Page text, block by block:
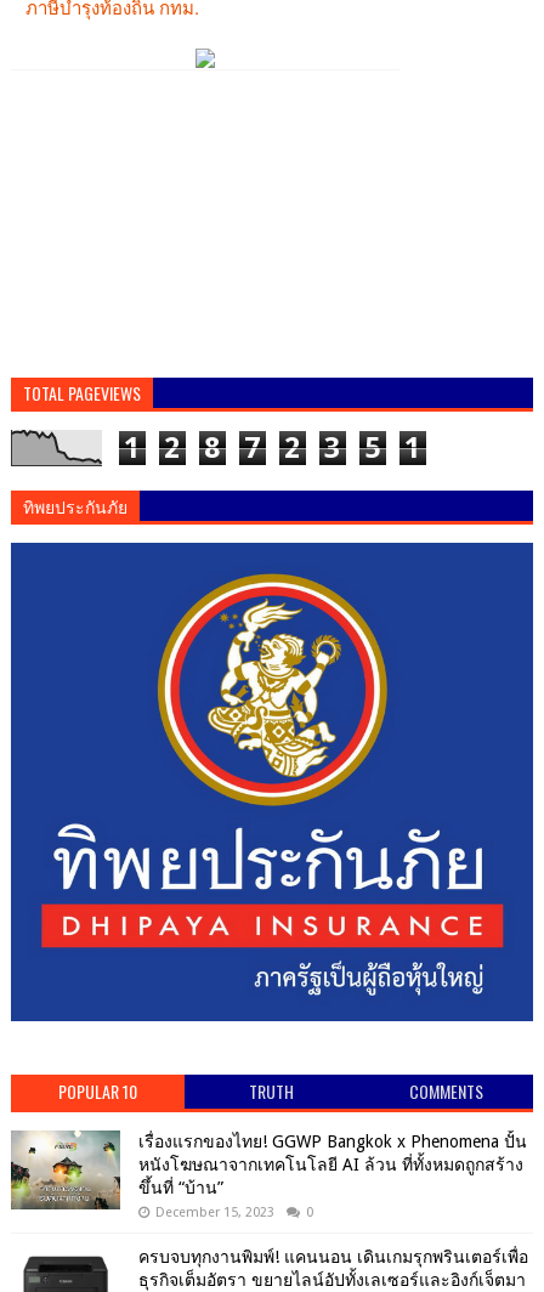
TOTAL PAGEVIEWS
1 2 8 7 2 3 5 1
ทิพยประกันภัย
POPULAR 10 TRUTH COMMENTS
เรื่องแรกของไทย! GGWP Bangkok x Phenomena ปั้น
หนังโฆษณาจากเทคโนโลยี AI ล้วน ที่ทั้งหมดถูกสร้าง
ขึ้นที่ “บ้าน”
December 15, 2023 0
ครบจบทุกงานพิมพ์! แคนนอน เดินเกมรุกพรินเตอร์เพื่อ
ธุรกิจเต็มอัตรา ขยายไลน์อัปทั้งเลเซอร์และอิงก์เจ็ตมา